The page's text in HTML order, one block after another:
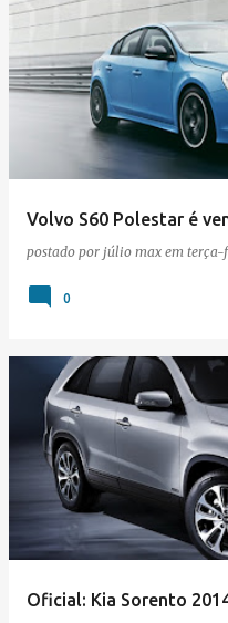
Volvo S60 Polestar é
postado por júlio max em terça-
0
Oficial: Kia Sorento